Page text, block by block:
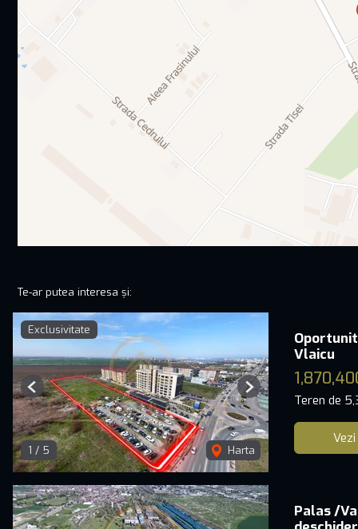
Te-ar putea interesa și:
Exclusivitate
1 / 5 Harta
Previous Next
Vlaicu
Teren de
Palas /